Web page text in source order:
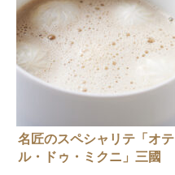
名匠のスペシャリテ「オテ
ル・ドゥ・ミクニ」三國